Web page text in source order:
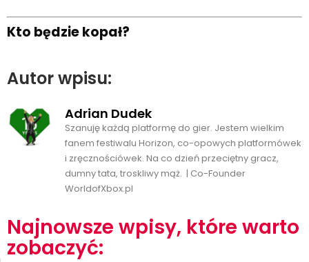
Kto będzie kopał?
Autor wpisu:
Adrian Dudek
Szanuję każdą platformę do gier. Jestem wielkim
fanem festiwalu Horizon, co-opowych platformówek
i zręcznościówek. Na co dzień przeciętny gracz,
dumny tata, troskliwy mąż. | Co-Founder
WorldofXbox.pl
Najnowsze wpisy, które warto
zobaczyć: